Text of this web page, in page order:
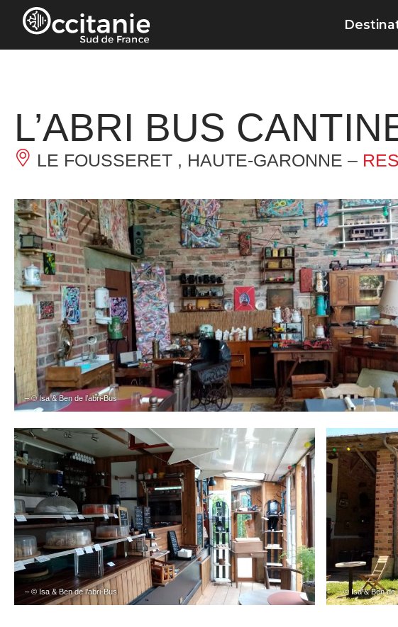
Panneau de gestion des cookies
L’ABRI BUS
LE FOUSSERET , HAUTE-GARONNE –
– © Isa & Ben de l’abri-Bus
– © Isa & Ben de l’abri-Bus – © Isa & Ben de